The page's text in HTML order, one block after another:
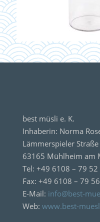
best müsli e. K.
Inhaberin: Norma
Lämmerspieler
63165 Mühlheim am
Tel: +49 6108 – 79 52
Fax: +49 6108 – 79
E-Mail: info@best-
Web: www.best-